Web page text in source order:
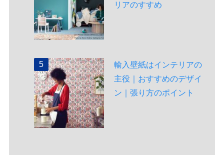
リアのすすめ
輸入壁紙はインテリアの
主役｜おすすめのデザイ
ン｜張り方のポイント